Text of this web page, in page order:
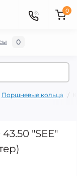
0
Поршневые кольца
"SEE"
0